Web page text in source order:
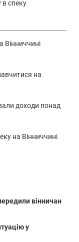
вінничан
у
в спеку
Вінниччині
на
доходи понад
на Вінниччині